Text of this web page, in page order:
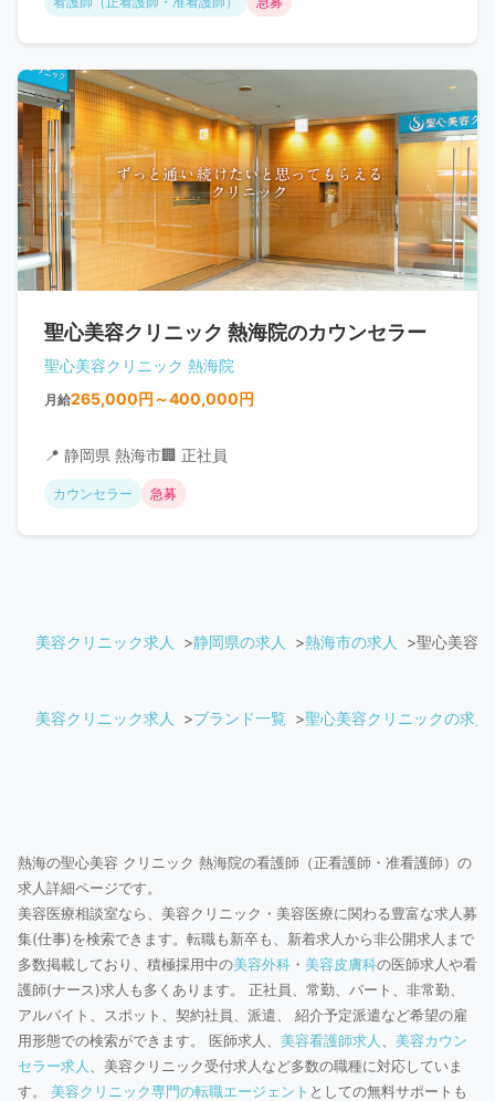
聖心美容クリニック 熱海院のカウンセラー
聖心美容クリニック 熱海院
月給265,000円～400,000円
📍 静岡県 熱海市🏢 正社員
カウンセラー 急募
美容クリニック求人 静岡県の求人 熱海市の求人 聖心美容
美容クリニック求人 ブランド一覧 聖心美容クリニックの求人
熱海の聖心美容 クリニック 熱海院の看護師（正看護師・准看護師）の
求人詳細ページです。
美容医療相談室なら、美容クリニック・美容医療に関わる豊富な求人募
集(仕事)を検索できます。転職も新卒も、新着求人から非公開求人まで
多数掲載しており、積極採用中の美容外科 ・ 美容皮膚科の医師求人や看
護師(ナース)求人も多くあります。 正社員、常勤、パート、非常勤、
アルバイト、スポット、契約社員、派遣、 紹介予定派遣など希望の雇
用形態での検索ができます。 医師求人、 美容看護師求人
美容カウン
セラー求人
、美容クリニック受付求人など多数の職種に対応していま
す。 美容クリニック専門の転職エージェント としての無料サポートも